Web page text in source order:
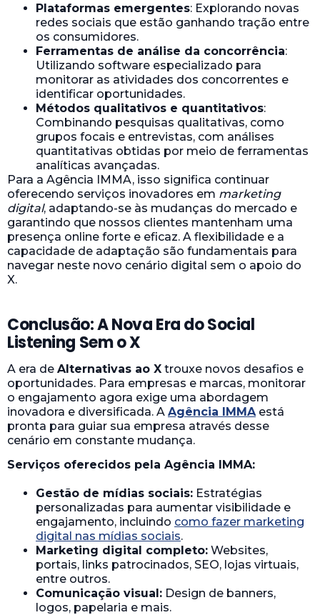
Plataformas emergentes: Explorando novas
redes sociais que estão ganhando tração entre
os consumidores.
Ferramentas de análise da concorrência:
Utilizando software especializado para
monitorar as atividades dos concorrentes e
identificar oportunidades.
Métodos qualitativos e quantitativos:
Combinando pesquisas qualitativas, como
grupos focais e entrevistas, com análises
quantitativas obtidas por meio de ferramentas
analíticas avançadas.
Para a Agência IMMA, isso significa continuar
oferecendo serviços inovadores em marketing
digital, adaptando-se às mudanças do mercado e
garantindo que nossos clientes mantenham uma
presença online forte e eficaz. A flexibilidade e a
capacidade de adaptação são fundamentais para
navegar neste novo cenário digital sem o apoio do
X.
Conclusão: A Nova Era do Social
Listening Sem o X
A era de Alternativas ao X trouxe novos desafios e
oportunidades. Para empresas e marcas, monitorar
o engajamento agora exige uma abordagem
inovadora e diversificada. A Agência IMMA está
pronta para guiar sua empresa através desse
cenário em constante mudança.
Serviços oferecidos pela Agência IMMA:
Gestão de mídias sociais: Estratégias
personalizadas para aumentar visibilidade e
engajamento, incluindo como fazer marketing
digital nas mídias sociais.
Marketing digital completo: Websites,
portais, links patrocinados, SEO, lojas virtuais,
entre outros.
Comunicação visual: Design de banners,
logos, papelaria e mais.